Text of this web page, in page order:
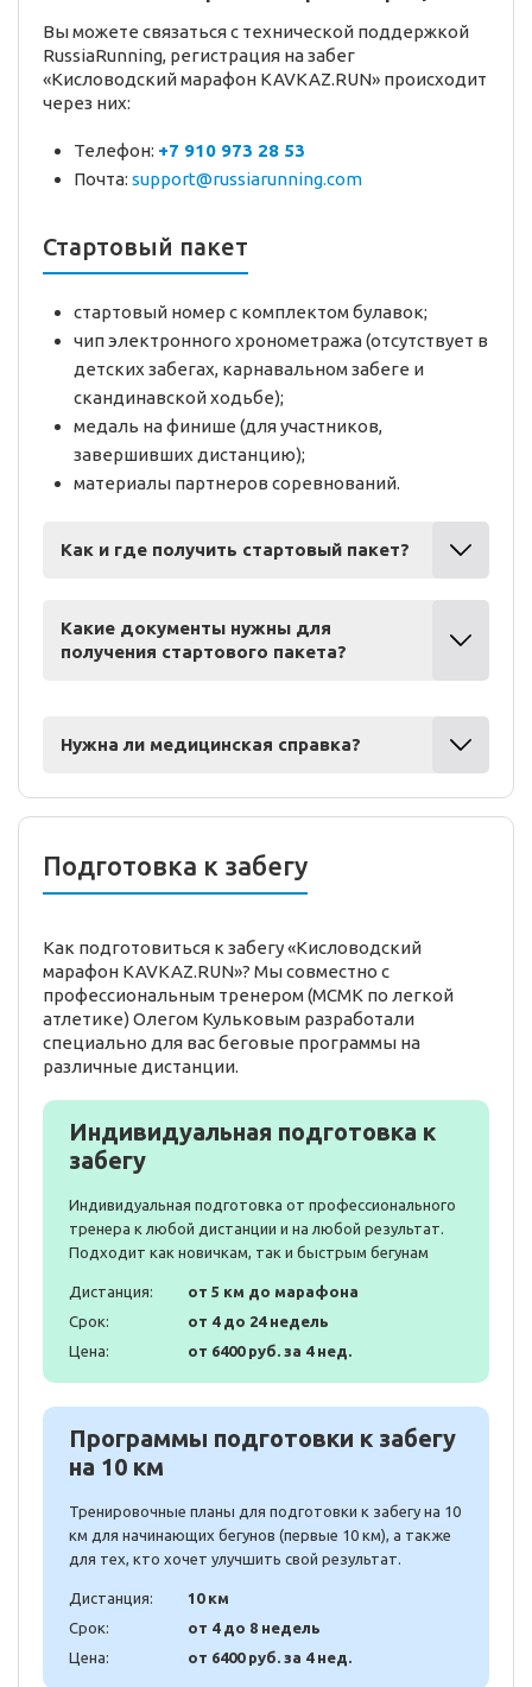
Вы можете связаться с технической поддержкой
RussiaRunning, регистрация на забег
«Кисловодский марафон KAVKAZ.RUN» происходит
через них:
Телефон: +7 910 973 28 53
Почта: support@russiarunning.com
Стартовый пакет
стартовый номер с комплектом булавок;
чип электронного хронометража (отсутствует в
детских забегах, карнавальном забеге и
скандинавской ходьбе);
медаль на финише (для участников,
завершивших дистанцию);
материалы партнеров соревнований.
Как и где получить стартовый пакет?
Какие документы нужны для
получения стартового пакета?
Нужна ли медицинская справка?
Подготовка к забегу
Как подготовиться к забегу «Кисловодский
марафон KAVKAZ.RUN»? Мы совместно с
профессиональным тренером (МСМК по легкой
атлетике) Олегом Кульковым разработали
специально для вас беговые программы на
различные дистанции.
Индивидуальная подготовка к
забегу
Индивидуальная подготовка от профессионального
тренера к любой дистанции и на любой результат.
Подходит как новичкам, так и быстрым бегунам
Дистанция:
от 5 км до марафона
Срок:
от 4 до 24 недель
Цена:
от 6400 руб. за 4 нед.
Программы подготовки к забегу
на 10 км
Тренировочные планы для подготовки к забегу на 10
км для начинающих бегунов (первые 10 км), а также
для тех, кто хочет улучшить свой результат.
Дистанция:
10 км
Срок:
от 4 до 8 недель
Цена:
от 6400 руб. за 4 нед.